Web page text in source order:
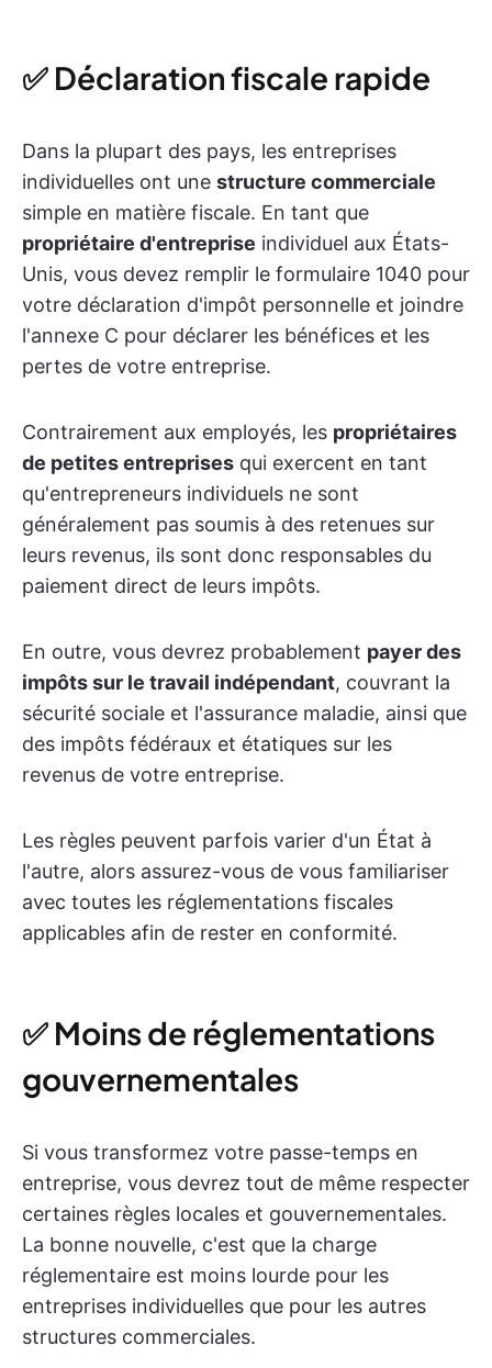
✅ Déclaration fiscale rapide
Dans la plupart des pays, les entreprises
individuelles ont une structure commerciale
simple en matière fiscale. En tant que
propriétaire d'entreprise individuel aux États-
Unis, vous devez remplir le formulaire 1040 pour
votre déclaration d'impôt personnelle et joindre
l'annexe C pour déclarer les bénéfices et les
pertes de votre entreprise.
Contrairement aux employés, les propriétaires
de petites entreprises qui exercent en tant
qu'entrepreneurs individuels ne sont
généralement pas soumis à des retenues sur
leurs revenus, ils sont donc responsables du
paiement direct de leurs impôts.
En outre, vous devrez probablement payer des
impôts sur le travail indépendant, couvrant la
sécurité sociale et l'assurance maladie, ainsi que
des impôts fédéraux et étatiques sur les
revenus de votre entreprise.
Les règles peuvent parfois varier d'un État à
l'autre, alors assurez-vous de vous familiariser
avec toutes les réglementations fiscales
applicables afin de rester en conformité.
✅ Moins de réglementations
gouvernementales
Si vous transformez votre passe-temps en
entreprise, vous devrez tout de même respecter
certaines règles locales et gouvernementales.
La bonne nouvelle, c'est que la charge
réglementaire est moins lourde pour les
entreprises individuelles que pour les autres
structures commerciales.